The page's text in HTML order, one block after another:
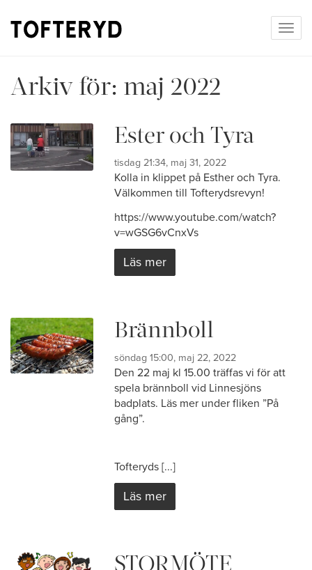
Arkiv för: maj 2022
Ester och Tyra
tisdag 21:34, maj 31, 2022
Kolla in klippet på Esther och Tyra.
Välkommen till Tofterydsrevyn!
https://www.youtube.com/watch?
v=wGSG6vCnxVs
Läs mer
Brännboll
söndag 15:00, maj 22, 2022
Den 22 maj kl 15.00 träffas vi för att
spela brännboll vid Linnesjöns
badplats. Läs mer under fliken ”På
gång”.
Tofteryds [...]
Läs mer
STORMÖTE